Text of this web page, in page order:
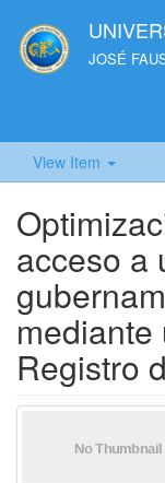
JOSÉ
View Item
acceso a
mediante
Registro